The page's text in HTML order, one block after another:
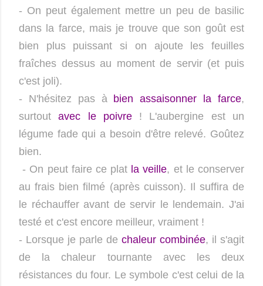
- On peut également mettre un peu de basilic
dans la farce, mais je trouve que son goût est
bien plus puissant si on ajoute les feuilles
fraîches dessus au moment de servir (et puis
c'est joli).
- N'hésitez pas àbien assaisonner la farce,
surtoutavec le poivre! L'aubergine est un
légume fade qui a besoin d'être relevé. Goûtez
bien.
- On peut faire ce plat la veille, et le conserver
au frais bien filmé (après cuisson). Il suffira de
le réchauffer avant de servir le lendemain. J'ai
testé et c'est encore meilleur, vraiment !
- Lorsque je parle de chaleur combinée, il s'agit
de la chaleur tournante avec les deux
résistances du four. Le symbole c'est celui de la